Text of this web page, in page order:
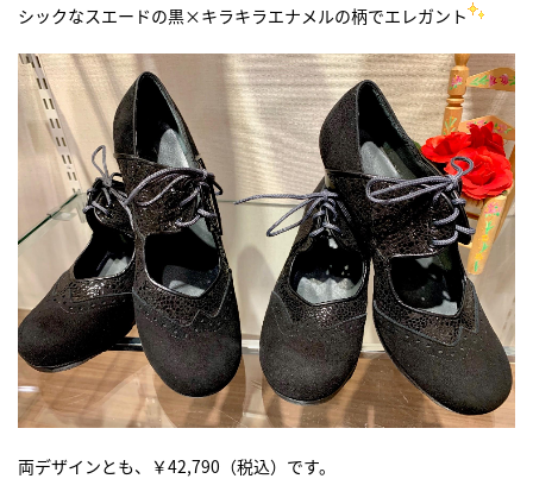
シックなスエードの黒×キラキラエナメルの柄でエレガント
両デザインとも、￥42,790（税込）です。